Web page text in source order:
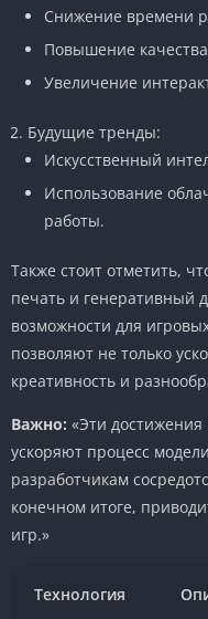
Снижение времени
Повышение
Увеличение
Будущие тренды:
Искусственный
Использование
работы.
Также стоит отметить,
печать и генеративный
возможности для
позволяют не только
креативность и
Важно: «Эти достижения
ускоряют процесс
разработчикам
конечном итоге,
игр.»
Технология